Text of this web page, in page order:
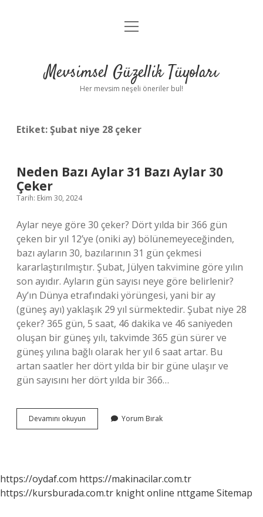
Anasayfa
Yasal Uyarı
menüyü
Mevsimsel Güzellik Tüyoları
Her mevsim neşeli öneriler bul!
Etiket:Şubat niye 28 çeker
Neden Bazı Aylar 31 Bazı Aylar 30
Çeker
Tarih: Ekim 30, 2024
Aylar neye göre 30 çeker? Dört yılda bir 366 gün
çeken bir yıl 12’ye (oniki ay) bölünemeyeceğinden,
bazı ayların 30, bazılarının 31 gün çekmesi
kararlaştırılmıştır. Şubat, Jülyen takvimine göre yılın
son ayıdır. Ayların gün sayısı neye göre belirlenir?
Ay’ın Dünya etrafındaki yörüngesi, yani bir ay
(güneş ayı) yaklaşık 29 yıl sürmektedir. Şubat niye 28
çeker? 365 gün, 5 saat, 46 dakika ve 46 saniyeden
oluşan bir güneş yılı, takvimde 365 gün sürer ve
güneş yılına bağlı olarak her yıl 6 saat artar. Bu
artan saatler her dört yılda bir bir güne ulaşır ve
gün sayısını her dört yılda bir 366…
Devamını okuyun
Bazı
30
Çeker
Yorum Bırak
https://oydaf.com https://makinacilar.com.tr
https://kursburada.com.tr knight online nttgame Sitemap